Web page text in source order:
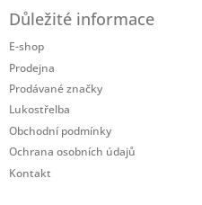
Důležité informace
E-shop
Prodejna
Prodávané značky
Lukostřelba
Obchodní podmínky
Ochrana osobních údajů
Kontakt